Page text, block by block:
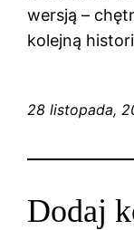
wersją –
kolejną
28 listopada,
Dodaj